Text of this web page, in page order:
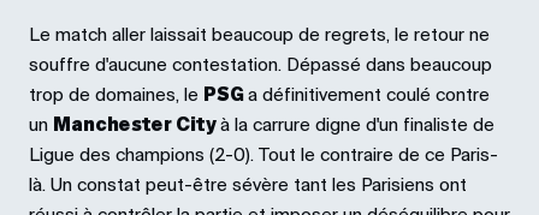
Le match aller laissait beaucoup de regrets, le retour ne
souffre d'aucune contestation. Dépassé dans beaucoup
trop de domaines, le PSGa définitivement coulé contre
un Manchester Cityà la carrure digne d'un finaliste de
Ligue des champions (2-0). Tout le contraire de ce Paris-
là. Un constat peut-être sévère tant les Parisiens ont